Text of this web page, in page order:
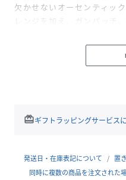
欠かせないオーセンティッ
レンジを加え、ガンパッチ
ビジネスシーンに対応出来
きりとしたデザインに仕上
て開発されたこの素材を、
ト。耐久性があり、柔らか
redeemギフトラッピングサービス
発送日・在庫表記について 置
同時に複数の商品を注文された